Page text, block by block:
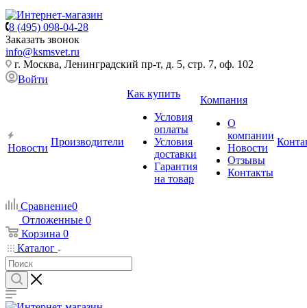
8 (495) 098-04-28
Заказать звонок
info@ksmsvet.ru
г. Москва, Ленинградский пр-т, д. 5, стр. 7, оф. 102
Войти
Новости
Производители
Как купить
Условия
оплаты
Условия
доставки
Гарантия
на товар
Компания
О
компании
Новости
Отзывы
Контакты
Сравнение0
Отложенные 0
Корзина 0
Каталог